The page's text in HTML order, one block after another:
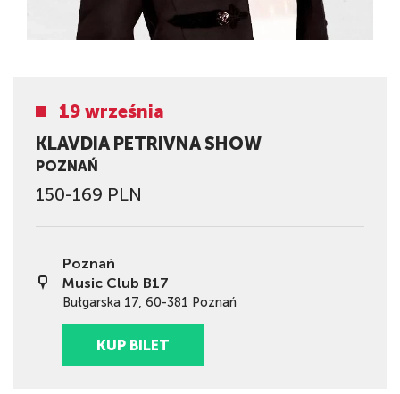
19 września
KLAVDIA PETRIVNA SHOW
POZNAŃ
150-169 PLN
Poznań
Music Club B17
Bułgarska 17, 60-381 Poznań
KUP BILET